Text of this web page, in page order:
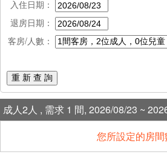
入住日期：
退房日期：
客房/人數：
重 新 查 詢
成人2人 , 需求 1 間, 2026/08/23 ~
您所設定的房